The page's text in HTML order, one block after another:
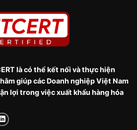
là có thể kết nối và thực hiện
giúp các Doanh nghiệp Việt Nam
lợi trong việc xuất khẩu hàng hóa